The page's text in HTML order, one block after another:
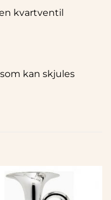
kvartventil
kan skjules